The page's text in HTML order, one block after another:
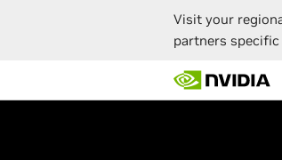
Visit your
partners
main